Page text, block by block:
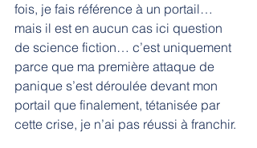
fois, je fais référence à un portail…
mais il est en aucun cas ici question
de science fiction… c’est uniquement
parce que ma première attaque de
panique s’est déroulée devant mon
portail que finalement, tétanisée par
cette crise, je n’ai pas réussi à franchir.